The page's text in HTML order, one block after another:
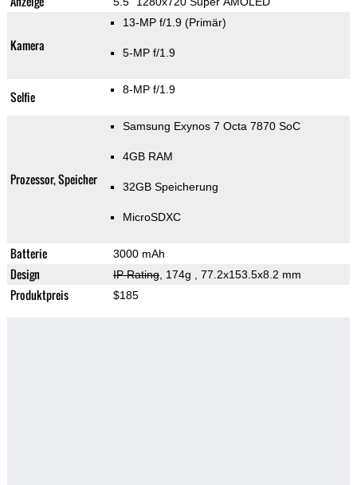
Kamera
13-MP f/1.9 (Primär)
5-MP f/1.9
Selfie 8-MP f/1.9
Prozessor, Speicher
Samsung Exynos 7 Octa 7870 SoC
4GB RAM
32GB Speicherung
MicroSDXC
Batterie 3000 mAh
Design IP Rating, 174g , 77.2x153.5x8.2 mm
Produktpreis $185